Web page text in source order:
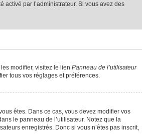
activé par l’administrateur. Si vous avez des
modifier, visitez le lien Panneau de l’utilisateur
tous vos réglages et préférences.
êtes. Dans ce cas, vous devez modifier vos
le panneau de l’utilisateur. Notez que la
enregistrés. Donc si vous n’êtes pas inscrit,